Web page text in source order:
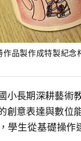
作品製作成特製紀念
小長期深耕藝術
創意表達與數位
學生從基礎操作